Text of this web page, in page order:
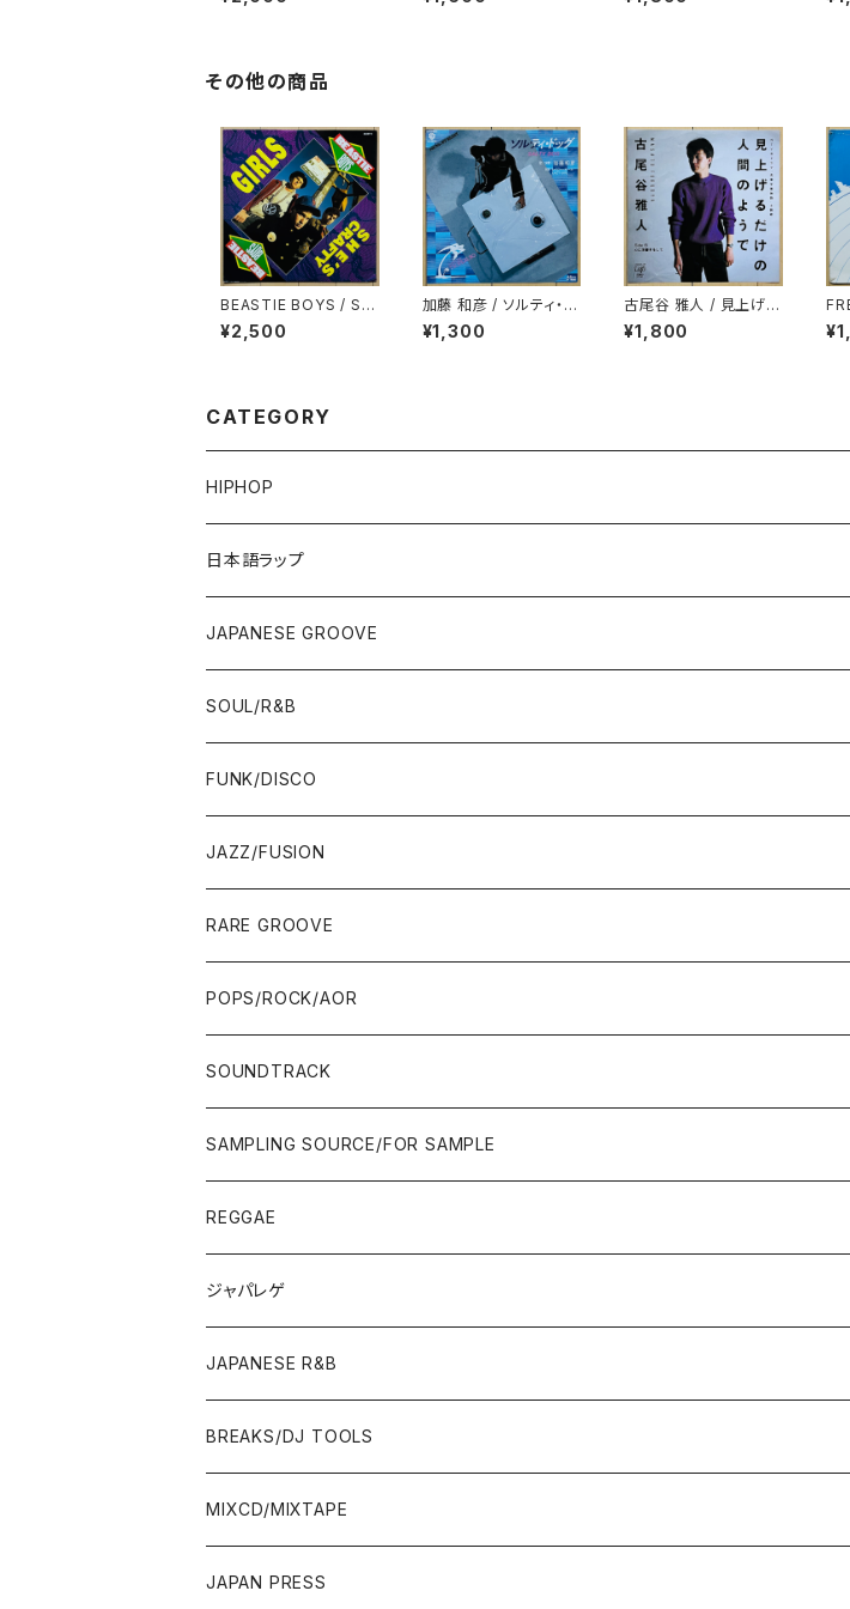
THM
その他の商品
BEASTIE BOYS / SH
E'S CRAFTY
¥2,500
加藤 和彦 / ソルティ・ド
ッグ(SALTY DOG)
¥1,300
古尾谷 雅人 / 見上げる
だけの人間のようで
¥1,800
N'
CATEGORY
HIPHOP
12"/7"
80'S OLD SCHOOL
EARLY 90'S MIDDLE〜NEW SCHOOL
JAPAN ONLY RELEASE/REMIX
LP
80'S OLD SCHOOL
EARLY 90'S MIDDLE〜NEW SCHOOL
JAPAN ONLY RELEASE/REMIX
日本語ラップ
12"/7"
80'S OLD SCHOOL〜EARLY 90'S
MID〜LATE 90'S
LP
80'S OLD SCHOOL〜EARLY 90'S
MID〜LATE 90'S
CD/TAPE
CD-R/DEMO/SAMPLE
CD ALBUM
JAPANESE GROOVE
LP
60'S/70'S
80'S
7"/12"
60'S/70'S
80'S
SOUL/R&B
LP
60'S/70'S
80'S
12"/7"
60'S/70'S
80'S
FUNK/DISCO
LP
70'S
80'S
12"/7"
70'S
80'S
JAZZ/FUSION
JAZZ
FUSION
RARE GROOVE
POPS/ROCK/AOR
POPS/S.S.W.
ROCK/AOR
SOUNDTRACK
LP
JAPANESE
OTHERS
7"/12"
JAPANESE
OTHERS
SAMPLING SOURCE/FOR SAMPLE
REGGAE
ジャパレゲ
JAPANESE R&B
BREAKS/DJ TOOLS
BREAKS/MEGAMIX/CUT UP
RE-EDIT/DJ TOOLS
MIXCD/MIXTAPE
MIXCD
JAPAN PRESS